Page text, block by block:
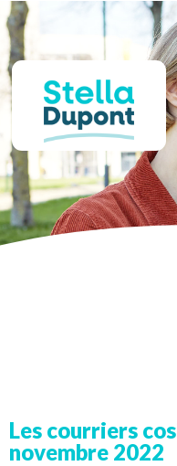
Panneau de gestion
Les courriers
novembre 2022